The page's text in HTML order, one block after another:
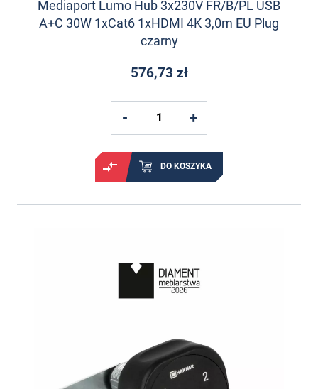
Mediaport Lumo Hub 3x230V FR/B/PL USB
A+C 30W 1xCat6 1xHDMI 4K 3,0m EU Plug
czarny
576,73 zł
DO KOSZYKA